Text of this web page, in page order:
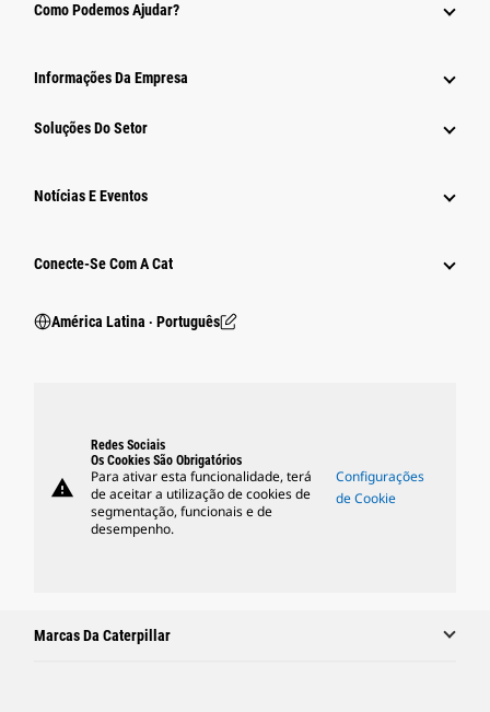
Como Podemos Ajudar?
Informações Da Empresa
Soluções Do Setor
Notícias E Eventos
Conecte-Se Com A Cat
América Latina ‧ Português
warning
Redes Sociais
Os Cookies São Obrigatórios
Para ativar esta funcionalidade, terá
de aceitar a utilização de cookies de
segmentação, funcionais e de
desempenho.
Configurações
de Cookie
Marcas Da Caterpillar